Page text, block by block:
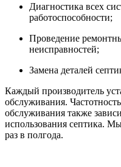
Диагностика всех
работоспособности;
Проведение
неисправностей;
Замена деталей
Каждый производитель
обслуживания.
обслуживания также
использования септика.
раз в полгода.